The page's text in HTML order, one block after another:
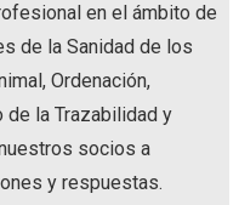
en el ámbito de
de la Sanidad de los
Ordenación,
la Trazabilidad y
socios a
y respuestas.